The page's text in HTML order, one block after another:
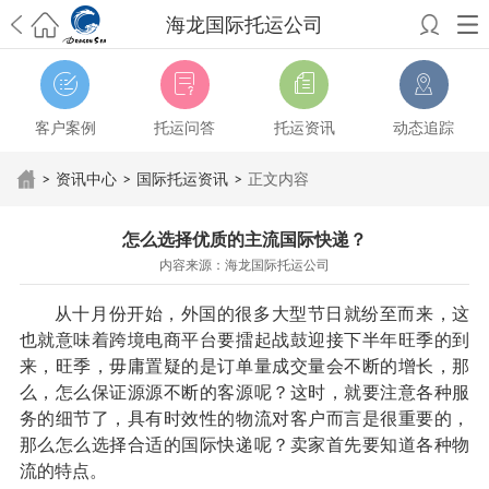
海龙国际托运公司
希望邮寄国际包裹顺利，从广州市国际快递邮寄到新西兰哪个公司好？
澳洲海运搬家回广州报关清关要怎么做？注意事项有哪些？
青岛市国际
搬家服务到美国，搬家公司有哪些搬家方案？大连市国际搬家服务到中
国台湾是一种怎样的体验？有人分享搬家经历吗？
从长沙市国际快递邮
寄到韩国有哪些国际快递方式？用哪种好？
法有哪些？具体怎么操作？ 国际搬家：家具海运到奥克兰怎么样能省
影响国际搬家吗？上海搬家到新西兰旺格雷有点不一样
输到澳大利亚，移民如何跨国搬家？上海移民搬家到塞浦路斯，国际搬
从秦皇岛市托运到美国从重庆市托运到美国从上海市托运到澳大利亚
张家界市托运到美国从厦门市托运到美国从张家界市托运到美国 从南京
市搬家到加拿大 从大连市搬家到英国从佛山市搬家到美国 从北京市搬家
到西班牙从广州市搬家到比利时 从上海市搬家到意大利
客户案例 托运问答 托运资讯 动态追踪
> 资讯中心 > 国际托运资讯 > 正文内容
怎么选择优质的主流国际快递？
内容来源：海龙国际托运公司
从十月份开始，外国的很多大型节日就纷至而来，这
也就意味着跨境电商平台要擂起战鼓迎接下半年旺季的到
来，旺季，毋庸置疑的是订单量成交量会不断的增长，那
么，怎么保证源源不断的客源呢？这时，就要注意各种服
务的细节了，具有时效性的物流对客户而言是很重要的，
那么怎么选择合适的国际快递呢？卖家首先要知道各种物
流的特点。